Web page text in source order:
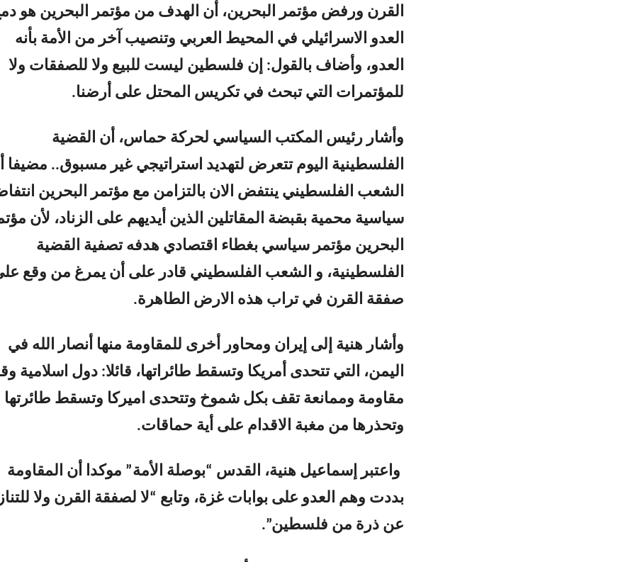
القرن ورفض مؤتمر البحرين، أن الهدف من مؤتمر البحرين هو
العدو الاسرائيلي في المحيط العربي وتنصيب آخر من الأمة بأنه
العدو، وأضاف بالقول: إن فلسطين ليست للبيع ولا للصفقات ولا
للمؤتمرات التي تبحث في تكريس المحتل على أرضنا.
وأشار رئيس المكتب السياسي لحركة حماس، أن القضية
الفلسطينية اليوم تتعرض لتهديد استراتيجي غير مسبوق.. مضيفا
الشعب الفلسطيني ينتفض الان بالتزامن مع مؤتمر البحرين
سياسية محمية بقبضة المقاتلين الذين أيديهم على الزناد، لأن
البحرين مؤتمر سياسي بغطاء اقتصادي هدفه تصفية القضية
الفلسطينية، و الشعب الفلسطيني قادر على أن يمرغ من وقع
صفقة القرن في تراب هذه الارض الطاهرة.
وأشار هنية إلى إيران ومحاور أخرى للمقاومة منها أنصار الله في
اليمن، التي تتحدى أمريكا وتسقط طائراتها، قائلا: دول اسلامية
مقاومة وممانعة تقف بكل شموخ وتتحدى اميركا وتسقط طائرتها
وتحذرها من مغبة الاقدام على أية حماقات.
واعتبر إسماعيل هنية، القدس “بوصلة الأمة” موكدا أن المقاومة
بددت وهم العدو على بوابات غزة، وتابع “لا لصفقة القرن ولا
عن ذرة من فلسطين”.